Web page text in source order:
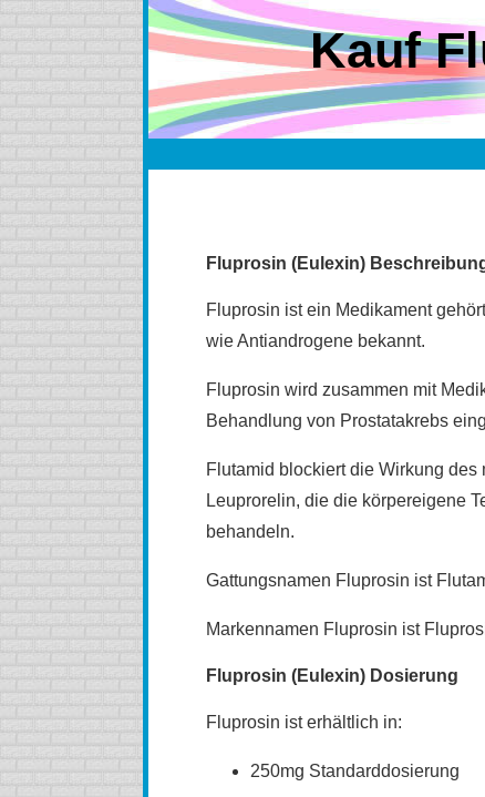
Kauf
Fluprosin (Eulexin)
Fluprosin ist ein Medikament
wie Antiandrogene bekannt.
Fluprosin wird zusammen mit
Behandlung von Prostatakrebs
Flutamid blockiert die Wirkung
Leuprorelin, die die körpereigene
behandeln.
Gattungsnamen Fluprosin ist
Markennamen Fluprosin ist
Fluprosin (Eulexin) Dosierung
Fluprosin ist erhältlich in:
250mg Standarddosierung